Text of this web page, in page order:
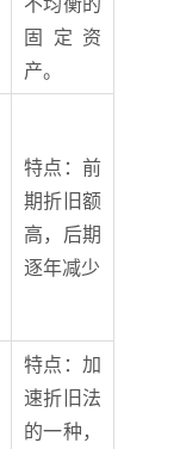
固定资
产。
特点：前
期折旧额
高，后期
逐年减少
特点：加
速折旧法
的一种，